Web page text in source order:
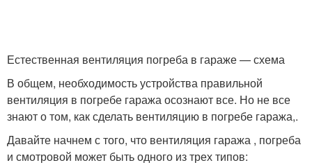
Естественная вентиляция погреба в гараже — схема
В общем, необходимость устройства правильной
вентиляция в погребе гаража осознают все. Но не все
знают о том, как сделать вентиляцию в погребе гаража,.
Давайте начнем с того, что вентиляция гаража , погреба
и смотровой может быть одного из трех типов: